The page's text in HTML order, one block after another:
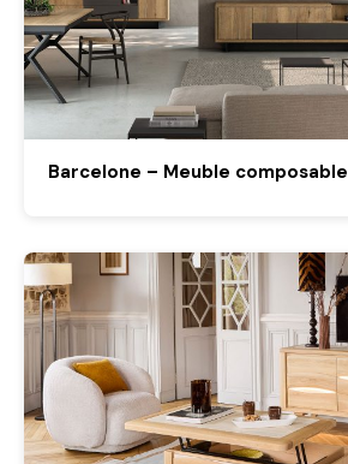
Barcelone – Meuble composable